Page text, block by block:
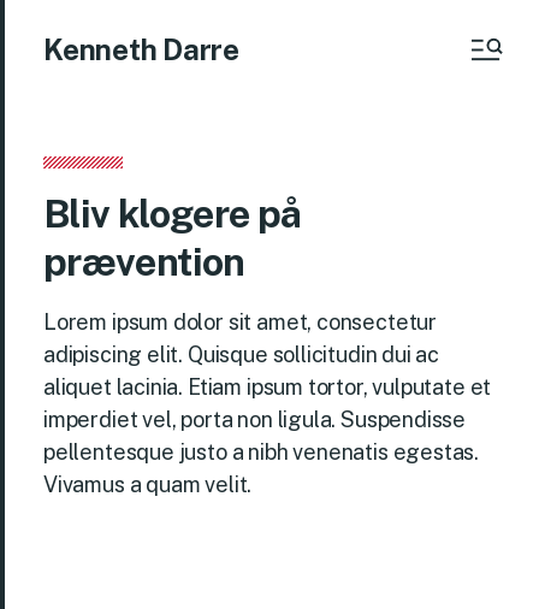
Kenneth Darre
Bliv klogere på
prævention
Lorem ipsum dolor sit amet, consectetur
adipiscing elit. Quisque sollicitudin dui ac
aliquet lacinia. Etiam ipsum tortor, vulputate et
imperdiet vel, porta non ligula. Suspendisse
pellentesque justo a nibh venenatis egestas.
Vivamus a quam velit.